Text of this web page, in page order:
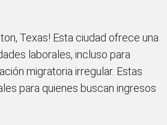
Texas! Esta ciudad ofrece una
laborales, incluso para
migratoria irregular. Estas
para quienes buscan ingresos